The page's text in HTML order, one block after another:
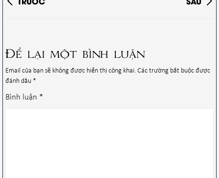
Để lại một bình luận
Email của bạn sẽ không được hiển thị công khai. Các trường bắt buộc được
đánh dấu *
Bình luận *